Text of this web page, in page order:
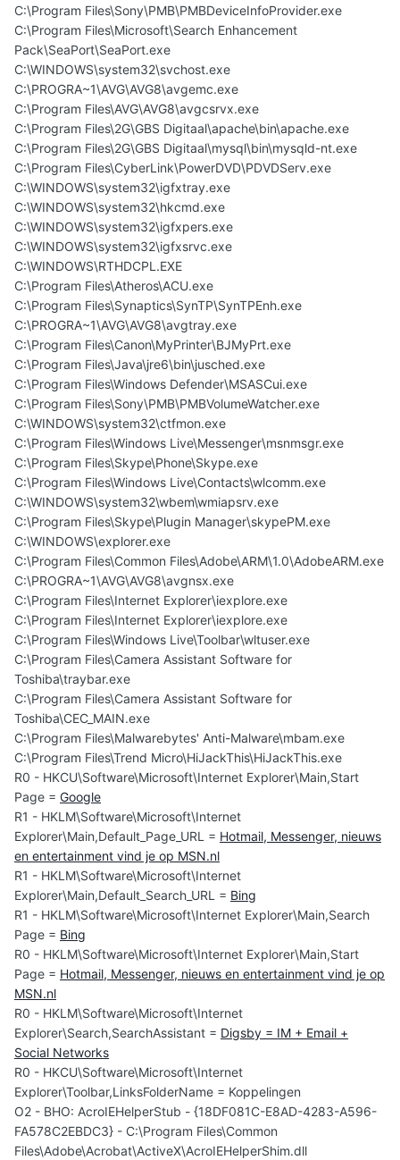
C:\Program Files\Sony\PMB\PMBDeviceInfoProvider.exe
C:\Program Files\Microsoft\Search Enhancement
Pack\SeaPort\SeaPort.exe
C:\WINDOWS\system32\svchost.exe
C:\PROGRA~1\AVG\AVG8\avgemc.exe
C:\Program Files\AVG\AVG8\avgcsrvx.exe
C:\Program Files\2G\GBS Digitaal\apache\bin\apache.exe
C:\Program Files\2G\GBS Digitaal\mysql\bin\mysqld-nt.exe
C:\Program Files\CyberLink\PowerDVD\PDVDServ.exe
C:\WINDOWS\system32\igfxtray.exe
C:\WINDOWS\system32\hkcmd.exe
C:\WINDOWS\system32\igfxpers.exe
C:\WINDOWS\system32\igfxsrvc.exe
C:\WINDOWS\RTHDCPL.EXE
C:\Program Files\Atheros\ACU.exe
C:\Program Files\Synaptics\SynTP\SynTPEnh.exe
C:\PROGRA~1\AVG\AVG8\avgtray.exe
C:\Program Files\Canon\MyPrinter\BJMyPrt.exe
C:\Program Files\Java\jre6\bin\jusched.exe
C:\Program Files\Windows Defender\MSASCui.exe
C:\Program Files\Sony\PMB\PMBVolumeWatcher.exe
C:\WINDOWS\system32\ctfmon.exe
C:\Program Files\Windows Live\Messenger\msnmsgr.exe
C:\Program Files\Skype\Phone\Skype.exe
C:\Program Files\Windows Live\Contacts\wlcomm.exe
C:\WINDOWS\system32\wbem\wmiapsrv.exe
C:\Program Files\Skype\Plugin Manager\skypePM.exe
C:\WINDOWS\explorer.exe
C:\Program Files\Common Files\Adobe\ARM\1.0\AdobeARM.exe
C:\PROGRA~1\AVG\AVG8\avgnsx.exe
C:\Program Files\Internet Explorer\iexplore.exe
C:\Program Files\Internet Explorer\iexplore.exe
C:\Program Files\Windows Live\Toolbar\wltuser.exe
C:\Program Files\Camera Assistant Software for
Toshiba\traybar.exe
C:\Program Files\Camera Assistant Software for
Toshiba\CEC_MAIN.exe
C:\Program Files\Malwarebytes' Anti-Malware\mbam.exe
C:\Program Files\Trend Micro\HiJackThis\HiJackThis.exe
R0 - HKCU\Software\Microsoft\Internet Explorer\Main,Start
Page = Google
R1 - HKLM\Software\Microsoft\Internet
Explorer\Main,Default_Page_URL = Hotmail, Messenger, nieuws
en entertainment vind je op MSN.nl
R1 - HKLM\Software\Microsoft\Internet
Explorer\Main,Default_Search_URL = Bing
R1 - HKLM\Software\Microsoft\Internet Explorer\Main,Search
Page = Bing
R0 - HKLM\Software\Microsoft\Internet Explorer\Main,Start
Page = Hotmail, Messenger, nieuws en entertainment vind je op
MSN.nl
R0 - HKLM\Software\Microsoft\Internet
Explorer\Search,SearchAssistant = Digsby = IM + Email +
Social Networks
R0 - HKCU\Software\Microsoft\Internet
Explorer\Toolbar,LinksFolderName = Koppelingen
O2 - BHO: AcroIEHelperStub - {18DF081C-E8AD-4283-A596-
FA578C2EBDC3} - C:\Program Files\Common
Files\Adobe\Acrobat\ActiveX\AcroIEHelperShim.dll